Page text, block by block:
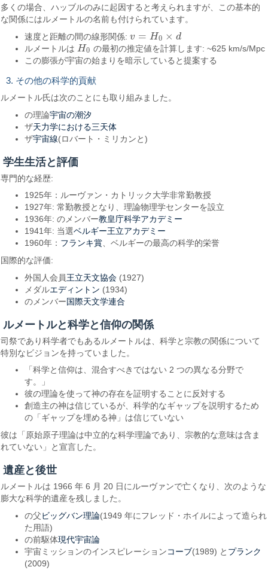
多くの場合、ハッブルのみに起因すると考えられますが、この基本的
な関係にはルメートルの名前も付けられています。
速度と距離の間の線形関係:v = H0 × d
v=H0×d
ルメートルは H0
H0 の最初の推定値を計算します: ~625 km/s/Mpc
この膨張が宇宙の始まりを暗示していると提案する
3. その他の科学的貢献
ルメートル氏は次のことにも取り組みました。
の理論宇宙の潮汐
ザ天力学における三天体
ザ宇宙線(ロバート・ミリカンと)
学生生活と評価
専門的な経歴:
1925年：ルーヴァン・カトリック大学非常勤教授
1927年: 常勤教授となり、理論物理学センターを設立
1936年: のメンバー教皇庁科学アカデミー
1941年: 当選ベルギー王立アカデミー
1960年： フランキ賞、ベルギーの最高の科学的栄誉
国際的な評価:
外国人会員王立天文協会 (1927)
メダルエディントン (1934)
のメンバー国際天文学連合
ルメートルと科学と信仰の関係
司祭であり科学者でもあるルメートルは、科学と宗教の関係について
特別なビジョンを持っていました。
「科学と信仰は、混合すべきではない 2 つの異なる分野で
す。」
彼の理論を使って神の存在を証明することに反対する
創造主の神は信じているが、科学的なギャップを説明するため
の「ギャップを埋める神」は信じていない
彼は「原始原子理論は中立的な科学理論であり、宗教的な意味は含ま
れていない」と宣言した。
遺産と後世
ルメートルは 1966 年 6 月 20 日にルーヴァンで亡くなり、次のような
膨大な科学的遺産を残しました。
の父ビッグバン理論(1949 年にフレッド・ホイルによって造られ
た用語)
の前駆体現代宇宙論
宇宙ミッションのインスピレーションコーブ(1989) と プランク
(2009)